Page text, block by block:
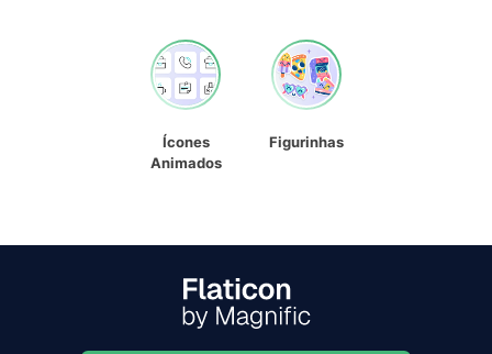
Ícones
Animados
Figurinhas